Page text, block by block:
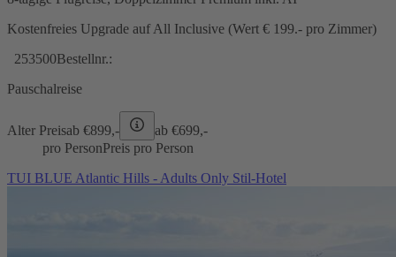
Kostenfreies Upgrade auf All Inclusive (Wert € 199.- pro Zimmer)
253500Bestellnr.:
Pauschalreise
Alter Preisab €899,- ab €699,-
pro PersonPreis pro Person
TUI BLUE Atlantic Hills - Adults Only Stil-Hotel